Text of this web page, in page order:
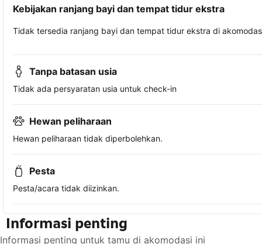
Kebijakan ranjang bayi dan tempat tidur ekstra
Tidak tersedia ranjang bayi dan tempat tidur ekstra di
Tanpa batasan usia
Tidak ada persyaratan usia untuk check-in
Hewan peliharaan
Hewan peliharaan tidak diperbolehkan.
Pesta
Pesta/acara tidak diizinkan.
Informasi penting
Informasi penting untuk tamu di akomodasi ini